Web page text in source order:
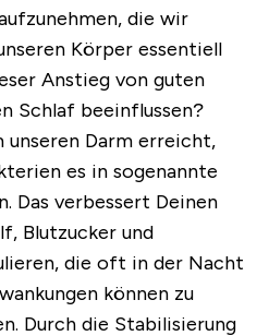
die wir
Körper essentiell
Anstieg von guten
Schlaf beeinflussen?
unseren Darm erreicht,
es in sogenannte
Das verbessert Deinen
Blutzucker und
die oft in der Nacht
können zu
Durch die Stabilisierung